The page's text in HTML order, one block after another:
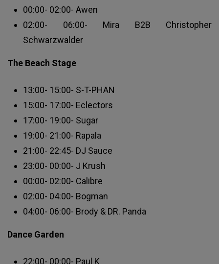
00:00- 02:00- Awen
02:00- 06:00- Mira B2B Christopher
Schwarzwalder
The Beach Stage
13:00- 15:00- S-T-PHAN
15:00- 17:00- Eclectors
17:00- 19:00- Sugar
19:00- 21:00- Rapala
21:00- 22:45- DJ Sauce
23:00- 00:00- J Krush
00:00- 02:00- Calibre
02:00- 04:00- Bogman
04:00- 06:00- Brody & DR. Panda
Dance Garden
22:00- 00:00- Paul K